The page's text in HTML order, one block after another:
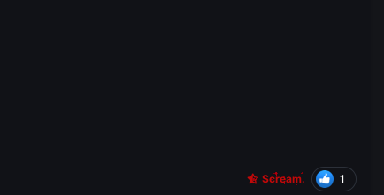
Scream. 1